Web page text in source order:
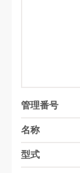
管理番号
名称
型式